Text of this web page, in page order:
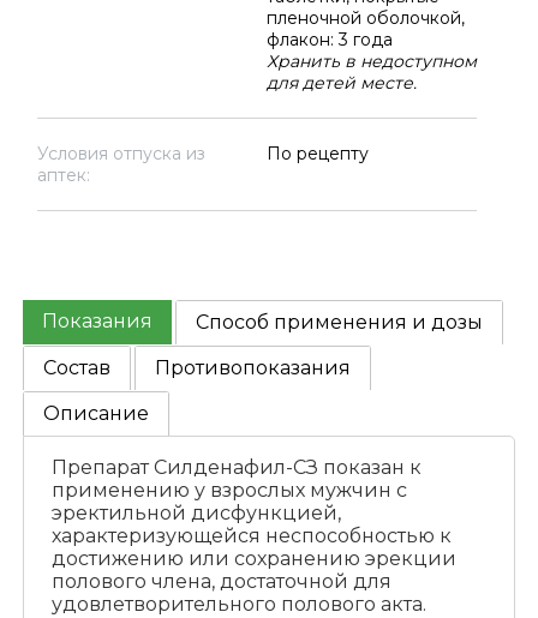
пленочной оболочкой,
флакон: 3 года
Хранить в недоступном
для детей месте.
Условия отпуска из
аптек:
По рецепту
Показания
Способ применения и дозы
Состав
Противопоказания
Описание
Препарат Силденафил-СЗ показан к
применению у взрослых мужчин с
эректильной дисфункцией,
характеризующейся неспособностью к
достижению или сохранению эрекции
полового члена, достаточной для
удовлетворительного полового акта.